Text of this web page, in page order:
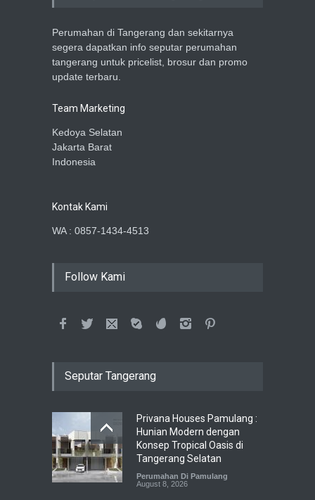
Perumahan di Tangerang dan sekitarnya
segera dapatkan info seputar perumahan
tangerang untuk pricelist, brosur dan promo
update terbaru.
Team Marketing
Kedoya Selatan
Jakarta Barat
Indonesia
Kontak Kami
WA : 0857-1434-4513
Follow Kami
Seputar Tangerang
Privana Houses Pamulang :
Hunian Modern dengan
Konsep Tropical Oasis di
Tangerang Selatan
Perumahan Di Pamulang
August 8, 2026